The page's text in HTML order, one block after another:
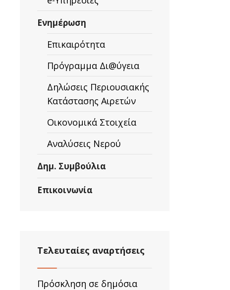
Ενημέρωση
Επικαιρότητα
Πρόγραμμα Δι@ύγεια
Δηλώσεις Περιουσιακής
Κατάστασης Αιρετών
Οικονομικά Στοιχεία
Αναλύσεις Νερού
Δημ. Συμβούλια
Επικοινωνία
Τελευταίες αναρτήσεις
Πρόσκληση σε δημόσια